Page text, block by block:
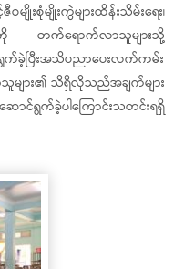
းစုံမျိုးကွဲများထိန်းသိမ်းရေး၊
ားကို တက်ရောက်လာသူများသို့
ရွက်ခဲ့ပြီးအသိပညာပေးလက်ကမ်း
ာသူများ၏ သိရှိလိုသည်အချက်များ
ောင်ရွက်ခဲ့ပါကြောင်းသတင်းရရှိ